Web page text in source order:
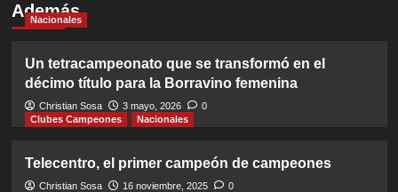
Además
Nacionales
Un tetracampeonato que se transformó en el
décimo título para la Borravino femenina
Christian Sosa 3 mayo, 2026
0
Clubes Campeones
Nacionales
Telecentro, el primer campeón de campeones
Christian Sosa 16 noviembre, 2025
0